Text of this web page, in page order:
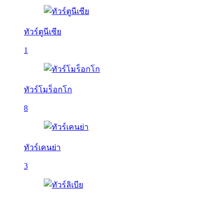
ทัวร์ตูนีเซีย
1
ทัวร์โมร็อกโก
8
ทัวร์เคนย่า
3